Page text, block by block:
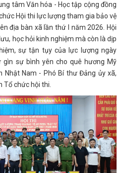
tâm Văn hóa - Học tập cộng đồng
Hội thi lực lượng tham gia bảo vệ
địa bàn xã lần thứ I năm 2026. Hội
học hỏi kinh nghiệm mà còn là dịp
sự tận tụy của lực lượng ngày
sự bình yên cho quê hương Mỹ
Nhật Nam - Phó Bí thư Đảng ủy xã,
Tổ chức hội thi.